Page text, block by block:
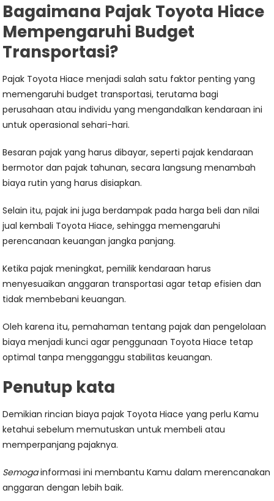
Bagaimana Pajak Toyota Hiace
Mempengaruhi Budget
Transportasi?
Pajak Toyota Hiace menjadi salah satu faktor penting yang
memengaruhi budget transportasi, terutama bagi
perusahaan atau individu yang mengandalkan kendaraan ini
untuk operasional sehari-hari.
Besaran pajak yang harus dibayar, seperti pajak kendaraan
bermotor dan pajak tahunan, secara langsung menambah
biaya rutin yang harus disiapkan.
Selain itu, pajak ini juga berdampak pada harga beli dan nilai
jual kembali Toyota Hiace, sehingga memengaruhi
perencanaan keuangan jangka panjang.
Ketika pajak meningkat, pemilik kendaraan harus
menyesuaikan anggaran transportasi agar tetap efisien dan
tidak membebani keuangan.
Oleh karena itu, pemahaman tentang pajak dan pengelolaan
biaya menjadi kunci agar penggunaan Toyota Hiace tetap
optimal tanpa mengganggu stabilitas keuangan.
Penutup kata
Demikian rincian biaya pajak Toyota Hiace yang perlu Kamu
ketahui sebelum memutuskan untuk membeli atau
memperpanjang pajaknya.
Semogainformasi ini membantu Kamu dalam merencanakan
anggaran dengan lebih baik.